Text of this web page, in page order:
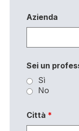
Azienda
Sei un
Sì
No
Città *